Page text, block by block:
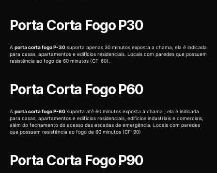
Porta Corta Fogo P30
A porta corta fogo P-30 suporta apenas 30 minutos exposta a chama, ela é indicada
para casas, apartamentos e edifícios residenciais. Locais com paredes que possuem
resistência ao fogo de 60 minutos (CF-60).
Porta Corta Fogo P60
A porta corta fogo P-60 suporta até 60 minutos exposta a chama , ela é indicada
para casas, apartamentos e edifícios residenciais, edifícios industriais e comerciais,
além do fechamento do acesso das escadas de emergência. Locais com paredes
que possuem resistência ao fogo de 60 minutos (CF-90)
Porta Corta Fogo P90